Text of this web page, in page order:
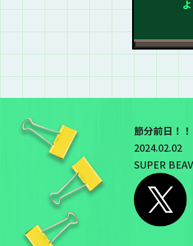
節分前日！
2024.02.02
SUPER